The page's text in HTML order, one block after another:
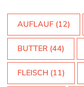
AUFLAUF (12)
BUTTER (44)
FLEISCH (11)